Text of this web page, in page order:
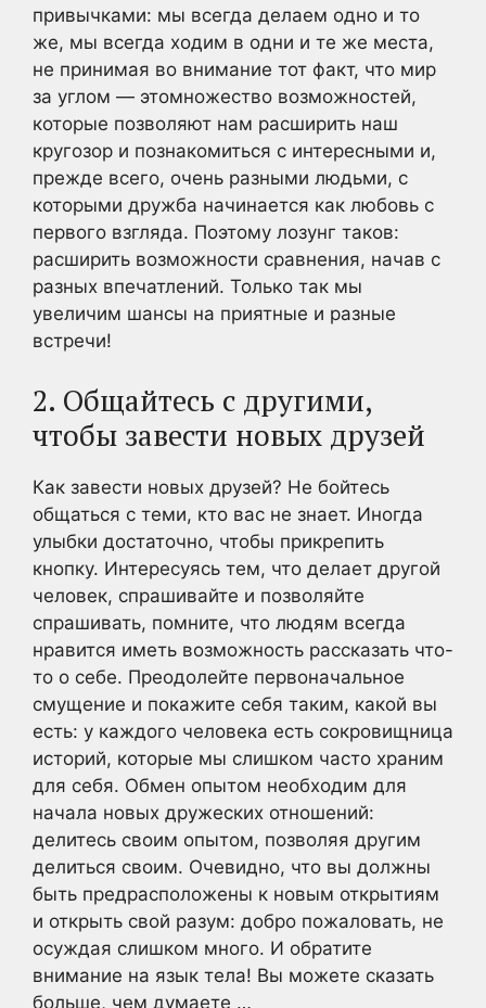
привычками: мы всегда делаем одно и то
же, мы всегда ходим в одни и те же места,
не принимая во внимание тот факт, что мир
за углом — этомножество возможностей,
которые позволяют нам расширить наш
кругозор и познакомиться с интересными и,
прежде всего, очень разными людьми, с
которыми дружба начинается как любовь с
первого взгляда. Поэтому лозунг таков:
расширить возможности сравнения, начав с
разных впечатлений. Только так мы
увеличим шансы на приятные и разные
встречи!
2. Общайтесь с другими,
чтобы завести новых друзей
Как завести новых друзей? Не бойтесь
общаться с теми, кто вас не знает. Иногда
улыбки достаточно, чтобы прикрепить
кнопку. Интересуясь тем, что делает другой
человек, спрашивайте и позволяйте
спрашивать, помните, что людям всегда
нравится иметь возможность рассказать что-
то о себе. Преодолейте первоначальное
смущение и покажите себя таким, какой вы
есть: у каждого человека есть сокровищница
историй, которые мы слишком часто храним
для себя. Обмен опытом необходим для
начала новых дружеских отношений:
делитесь своим опытом, позволяя другим
делиться своим. Очевидно, что вы должны
быть предрасположены к новым открытиям
и открыть свой разум: добро пожаловать, не
осуждая слишком много. И обратите
внимание на язык тела! Вы можете сказать
больше, чем думаете …